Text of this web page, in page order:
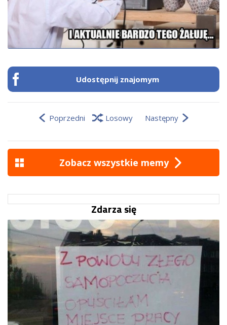
Udostępnij znajomym
Poprzedni Losowy Następny
Zobacz wszystkie memy
Zdarza się